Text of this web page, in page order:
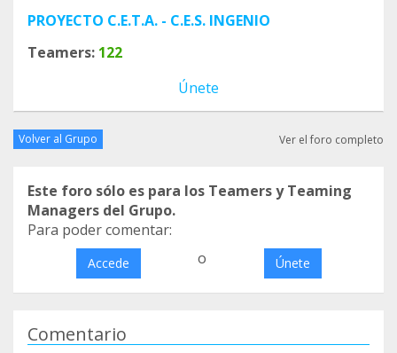
PROYECTO C.E.T.A. - C.E.S. INGENIO
Teamers: 122
Únete
Volver al Grupo Ver el foro completo
Este foro sólo es para los Teamers y Teaming
Managers del Grupo.
Para poder comentar:
Accede o Únete
Comentario